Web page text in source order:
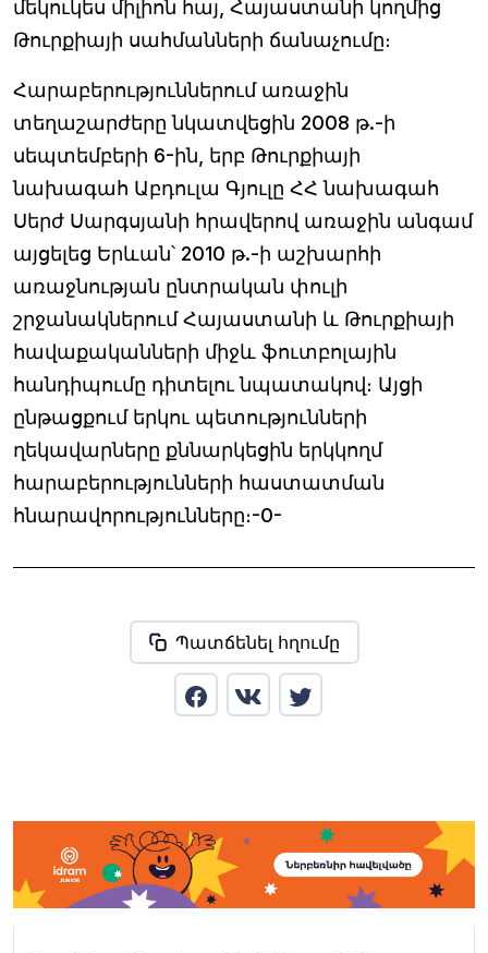
մեկուկես միլիոն հայ, Հայաստանի կողմից
Թուրքիայի սահմանների ճանաչումը։
Հարաբերություններում առաջին
տեղաշարժերը նկատվեցին 2008 թ.-ի
սեպտեմբերի 6-ին, երբ Թուրքիայի
նախագահ Աբդուլա Գյուլը ՀՀ նախագահ
Սերժ Սարգսյանի հրավերով առաջին անգամ
այցելեց Երևան՝ 2010 թ.-ի աշխարհի
առաջնության ընտրական փուլի
շրջանակներում Հայաստանի և Թուրքիայի
հավաքականների միջև ֆուտբոլային
հանդիպումը դիտելու նպատակով։ Այցի
ընթացքում երկու պետությունների
ղեկավարները քննարկեցին երկկողմ
հարաբերությունների հաստատման
հնարավորությունները։-0-
Պատճենել հղումը